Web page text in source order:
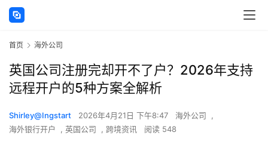
首页 海外公司
英国公司注册完却开不了户？2026年支持
远程开户的5种方案全解析
Shirley@Ingstart 2026年4月21日 下午8:47 海外公司
,
海外银行开户
, 英国公司 , 跨境资讯 阅读 548